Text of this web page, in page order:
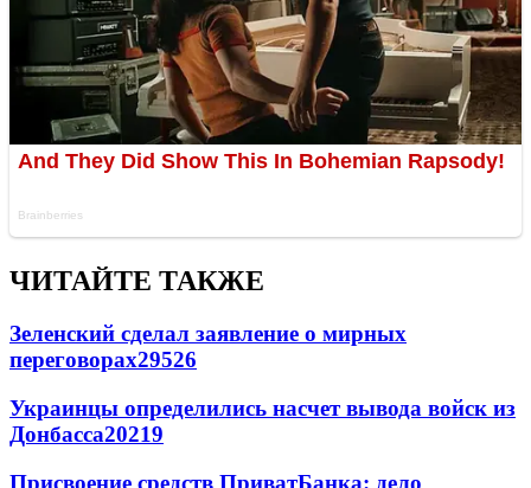
ЧИТАЙТЕ ТАКЖЕ
Зеленский сделал заявление о мирных
переговорах29526
Украинцы определились насчет вывода войск из
Донбасса20219
Присвоение средств ПриватБанка: дело